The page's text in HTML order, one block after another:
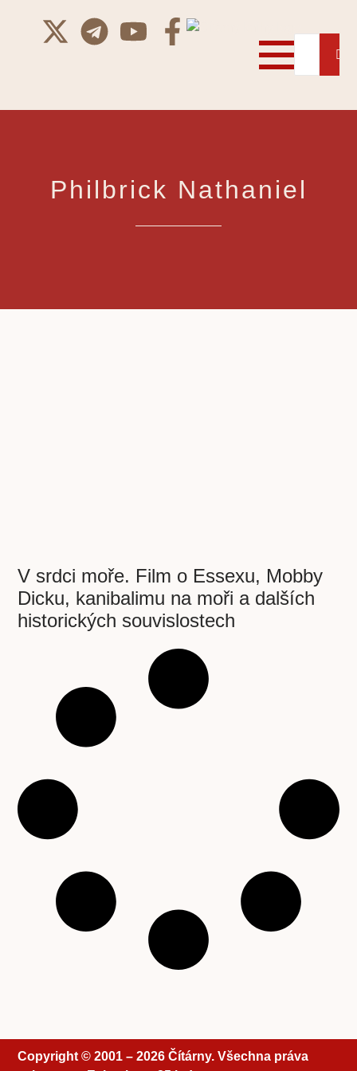
Philbrick Nathaniel
V srdci moře. Film o Essexu, Mobby
Dicku, kanibalimu na moři a dalších
historických souvislostech
Copyright © 2001 – 2026 Čítárny. Všechna práva